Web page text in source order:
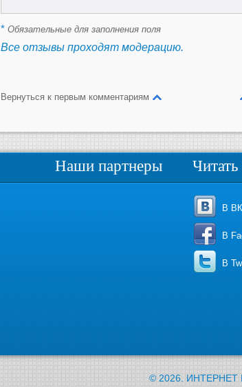
* Обязательные для заполнения поля
Все отзывы проходят модерацию.
Вернуться к первым комментариям
Наши партнеры Читать
В
В
В
© 2026.ИНТЕРНЕТ